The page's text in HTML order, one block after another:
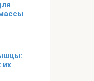
их